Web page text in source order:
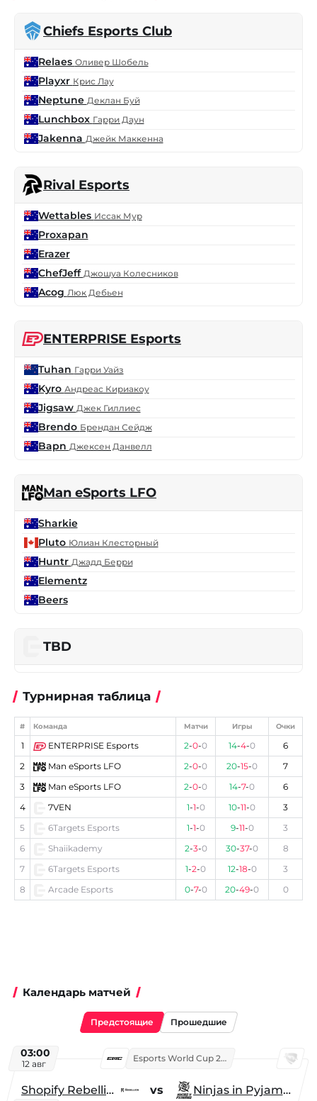
Chiefs Esports Club
Relaes Оливер Шобель
Playxr Крис Лау
Neptune Деклан Буй
Lunchbox Гарри Даун
Jakenna Джейк Маккенна
Rival Esports
Wettables Иссак Мур
Proxapan
Erazer
ChefJeff Джошуа Колесников
Acog Люк Дебьен
ENTERPRISE Esports
Tuhan Гарри Уайз
Kyro Андреас Кириакоу
Jigsaw Джек Гиллиес
Brendo Брендан Сейдж
Bapn Джексен Данвелл
Man eSports LFO
Sharkie
Pluto Юлиан Клесторный
Huntr Джадд Берри
Elementz
Beers
TBD
Турнирная таблица
# Команда Матчи Игры Очки
1 ENTERPRISE Esports 2-0-0 14-4-0
6
2
Man eSports LFO 2-0-0 20-15-0
7
3
Man eSports LFO 2-0-0 14-7-0
6
4
7VEN 1-1-0 10-11-0
3
5
6Targets Esports 1-1-0 9-11-0
3
6
Shaiikademy 2-3-0 30-37-0
8
7
6Targets Esports 1-2-0 12-18-0
3
8
Arcade Esports 0-7-0 20-49-0 0
Календарь матчей
Предстоящие Прошедшие
03:00
12 авг
Esports World Cup 2026
Shopify Rebellion vs Ninjas in Pyjamas